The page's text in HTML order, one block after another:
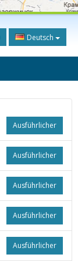
Deutsch
Ausführlicher
Ausführlicher
Ausführlicher
Ausführlicher
Ausführlicher